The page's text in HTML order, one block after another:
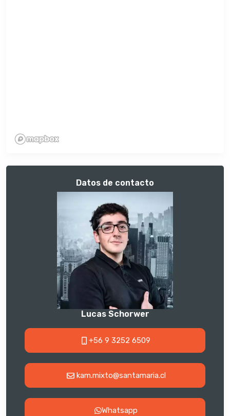
Datos de contacto
Lucas Schorwer
+56 9 3252 6509
kam.mixto@santamaria.cl
Whatsapp